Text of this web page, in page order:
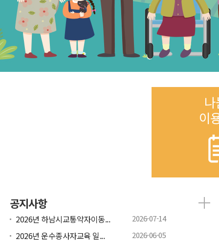
이
공지사항
2026년 하남시교통약자이동... 2026-07-14
2026년 운수종사자교육 일... 2026-06-05